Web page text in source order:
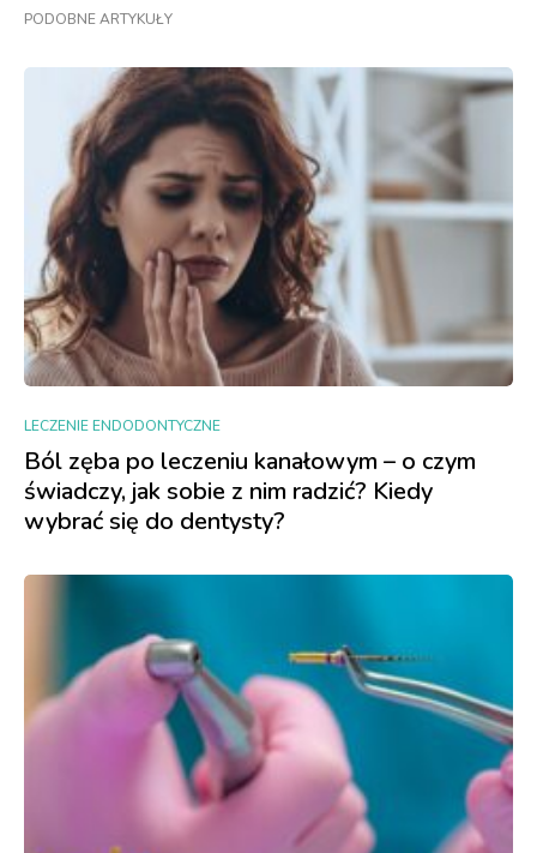
PODOBNE ARTYKUŁY
LECZENIE ENDODONTYCZNE
Ból zęba po leczeniu kanałowym – o czym
świadczy, jak sobie z nim radzić? Kiedy
wybrać się do dentysty?